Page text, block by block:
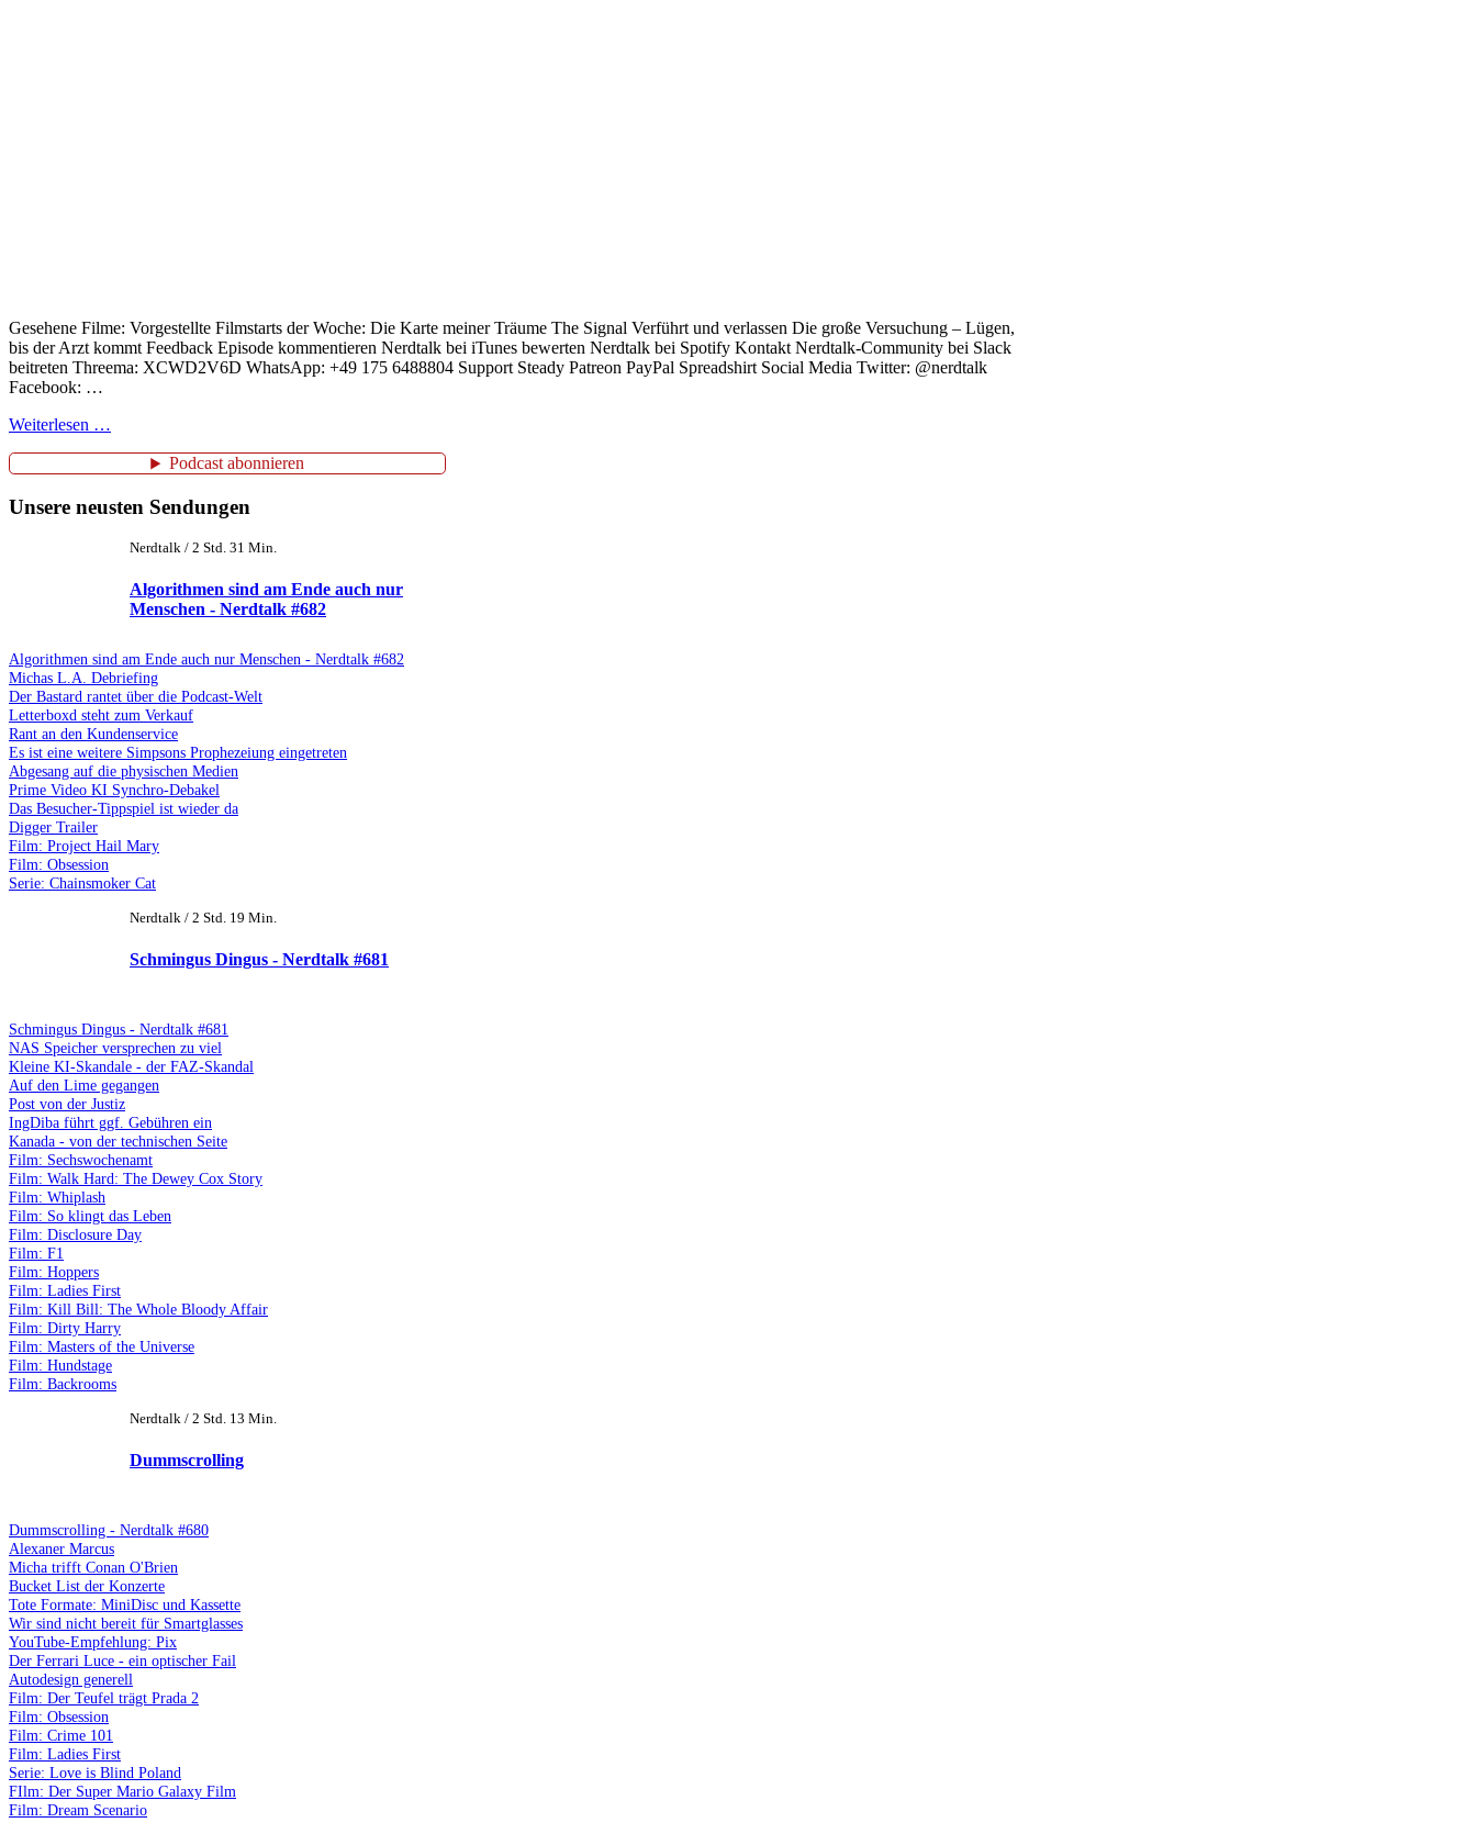
Gesehene Filme: Vorgestellte Filmstarts der Woche: Die Karte meiner Träume The Signal Verführt und verlassen Die große Versuchung – Lügen,
bis der Arzt kommt Feedback Episode kommentieren Nerdtalk bei iTunes bewerten Nerdtalk bei Spotify Kontakt Nerdtalk-Community bei Slack
beitreten Threema: XCWD2V6D WhatsApp: +49 175 6488804 Support Steady Patreon PayPal Spreadshirt Social Media Twitter: @nerdtalk
Facebook: …
Weiterlesen …
Podcast abonnieren
Unsere neusten Sendungen
Nerdtalk / 2 Std. 31 Min.
Algorithmen sind am Ende auch nur
Menschen - Nerdtalk #682
Algorithmen sind am Ende auch nur Menschen - Nerdtalk #682
Michas L.A. Debriefing
Der Bastard rantet über die Podcast-Welt
Letterboxd steht zum Verkauf
Rant an den Kundenservice
Es ist eine weitere Simpsons Prophezeiung eingetreten
Abgesang auf die physischen Medien
Prime Video KI Synchro-Debakel
Das Besucher-Tippspiel ist wieder da
Digger Trailer
Film: Project Hail Mary
Film: Obsession
Serie: Chainsmoker Cat
Nerdtalk / 2 Std. 19 Min.
Schmingus Dingus - Nerdtalk #681
Schmingus Dingus - Nerdtalk #681
NAS Speicher versprechen zu viel
Kleine KI-Skandale - der FAZ-Skandal
Auf den Lime gegangen
Post von der Justiz
IngDiba führt ggf. Gebühren ein
Kanada - von der technischen Seite
Film: Sechswochenamt
Film: Walk Hard: The Dewey Cox Story
Film: Whiplash
Film: So klingt das Leben
Film: Disclosure Day
Film: F1
Film: Hoppers
Film: Ladies First
Film: Kill Bill: The Whole Bloody Affair
Film: Dirty Harry
Film: Masters of the Universe
Film: Hundstage
Film: Backrooms
Nerdtalk / 2 Std. 13 Min.
Dummscrolling
Dummscrolling - Nerdtalk #680
Alexaner Marcus
Micha trifft Conan O'Brien
Bucket List der Konzerte
Tote Formate: MiniDisc und Kassette
Wir sind nicht bereit für Smartglasses
YouTube-Empfehlung: Pix
Der Ferrari Luce - ein optischer Fail
Autodesign generell
Film: Der Teufel trägt Prada 2
Film: Obsession
Film: Crime 101
Film: Ladies First
Serie: Love is Blind Poland
FIlm: Der Super Mario Galaxy Film
Film: Dream Scenario